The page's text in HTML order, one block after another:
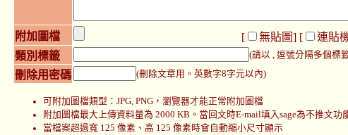
附加圖檔 [ 無貼圖] [
連貼
類別標籤
(請以 , 逗號分隔多個標
刪除用密碼 (刪除文章用。英數字8字元以內)
可附加圖檔類型：JPG, PNG，瀏覽器才能正常附加圖檔
附加圖檔最大上傳資料量為 2000 KB。當回文時E-mail填入sage為不推文功
當檔案超過寬 125 像素、高 125 像素時會自動縮小尺寸顯示